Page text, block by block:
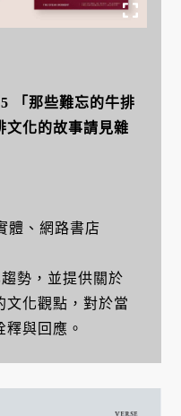
「那些難忘的牛排
文化的故事請見雜
體、網路書店
勢，並提供關於
文化觀點，對於當
與回應。